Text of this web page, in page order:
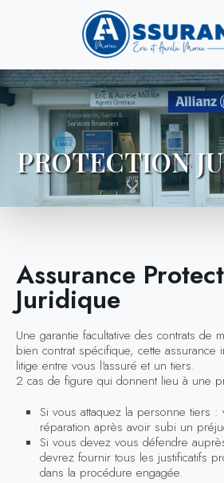
PROTECTION
Assurance
Juridique
Une garantie facultative des contrats de
bien contrat spécifique, cette assurance
litige entre vous l'assuré et un tiers.
2 cas de figure qui donnent lieu à une
Si vous attaquez la personne tiers :
réparation après avoir subi un
Si vous devez vous défendre
devrez fournir tous les justificatifs
dans la procédure engagée.